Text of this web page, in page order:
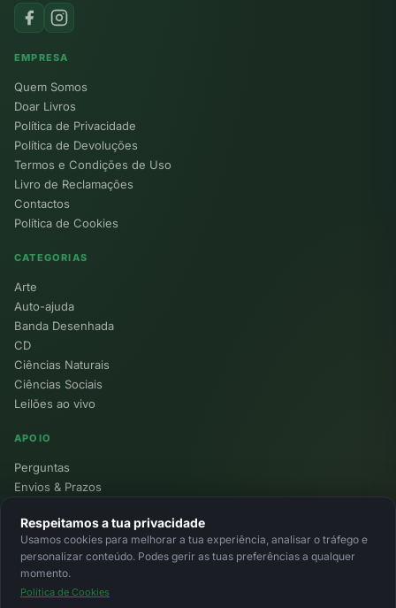
EMPRESA
Quem Somos
Doar Livros
Política de Privacidade
Política de Devoluções
Termos e Condições de Uso
Livro de Reclamações
Contactos
Política de Cookies
CATEGORIAS
Arte
Auto-ajuda
Banda Desenhada
CD
Ciências Naturais
Ciências Sociais
Leilões ao vivo
APOIO
Perguntas
Envios & Prazos
Devoluções
Minha Conta
© 2026 Ecolivros. Todos os direitos reservados.
Respeitamos a tua privacidade
Usamos cookies para melhorar a tua experiência, analisar o tráfego e
personalizar conteúdo. Podes gerir as tuas preferências a qualquer
momento.
Política de Cookies